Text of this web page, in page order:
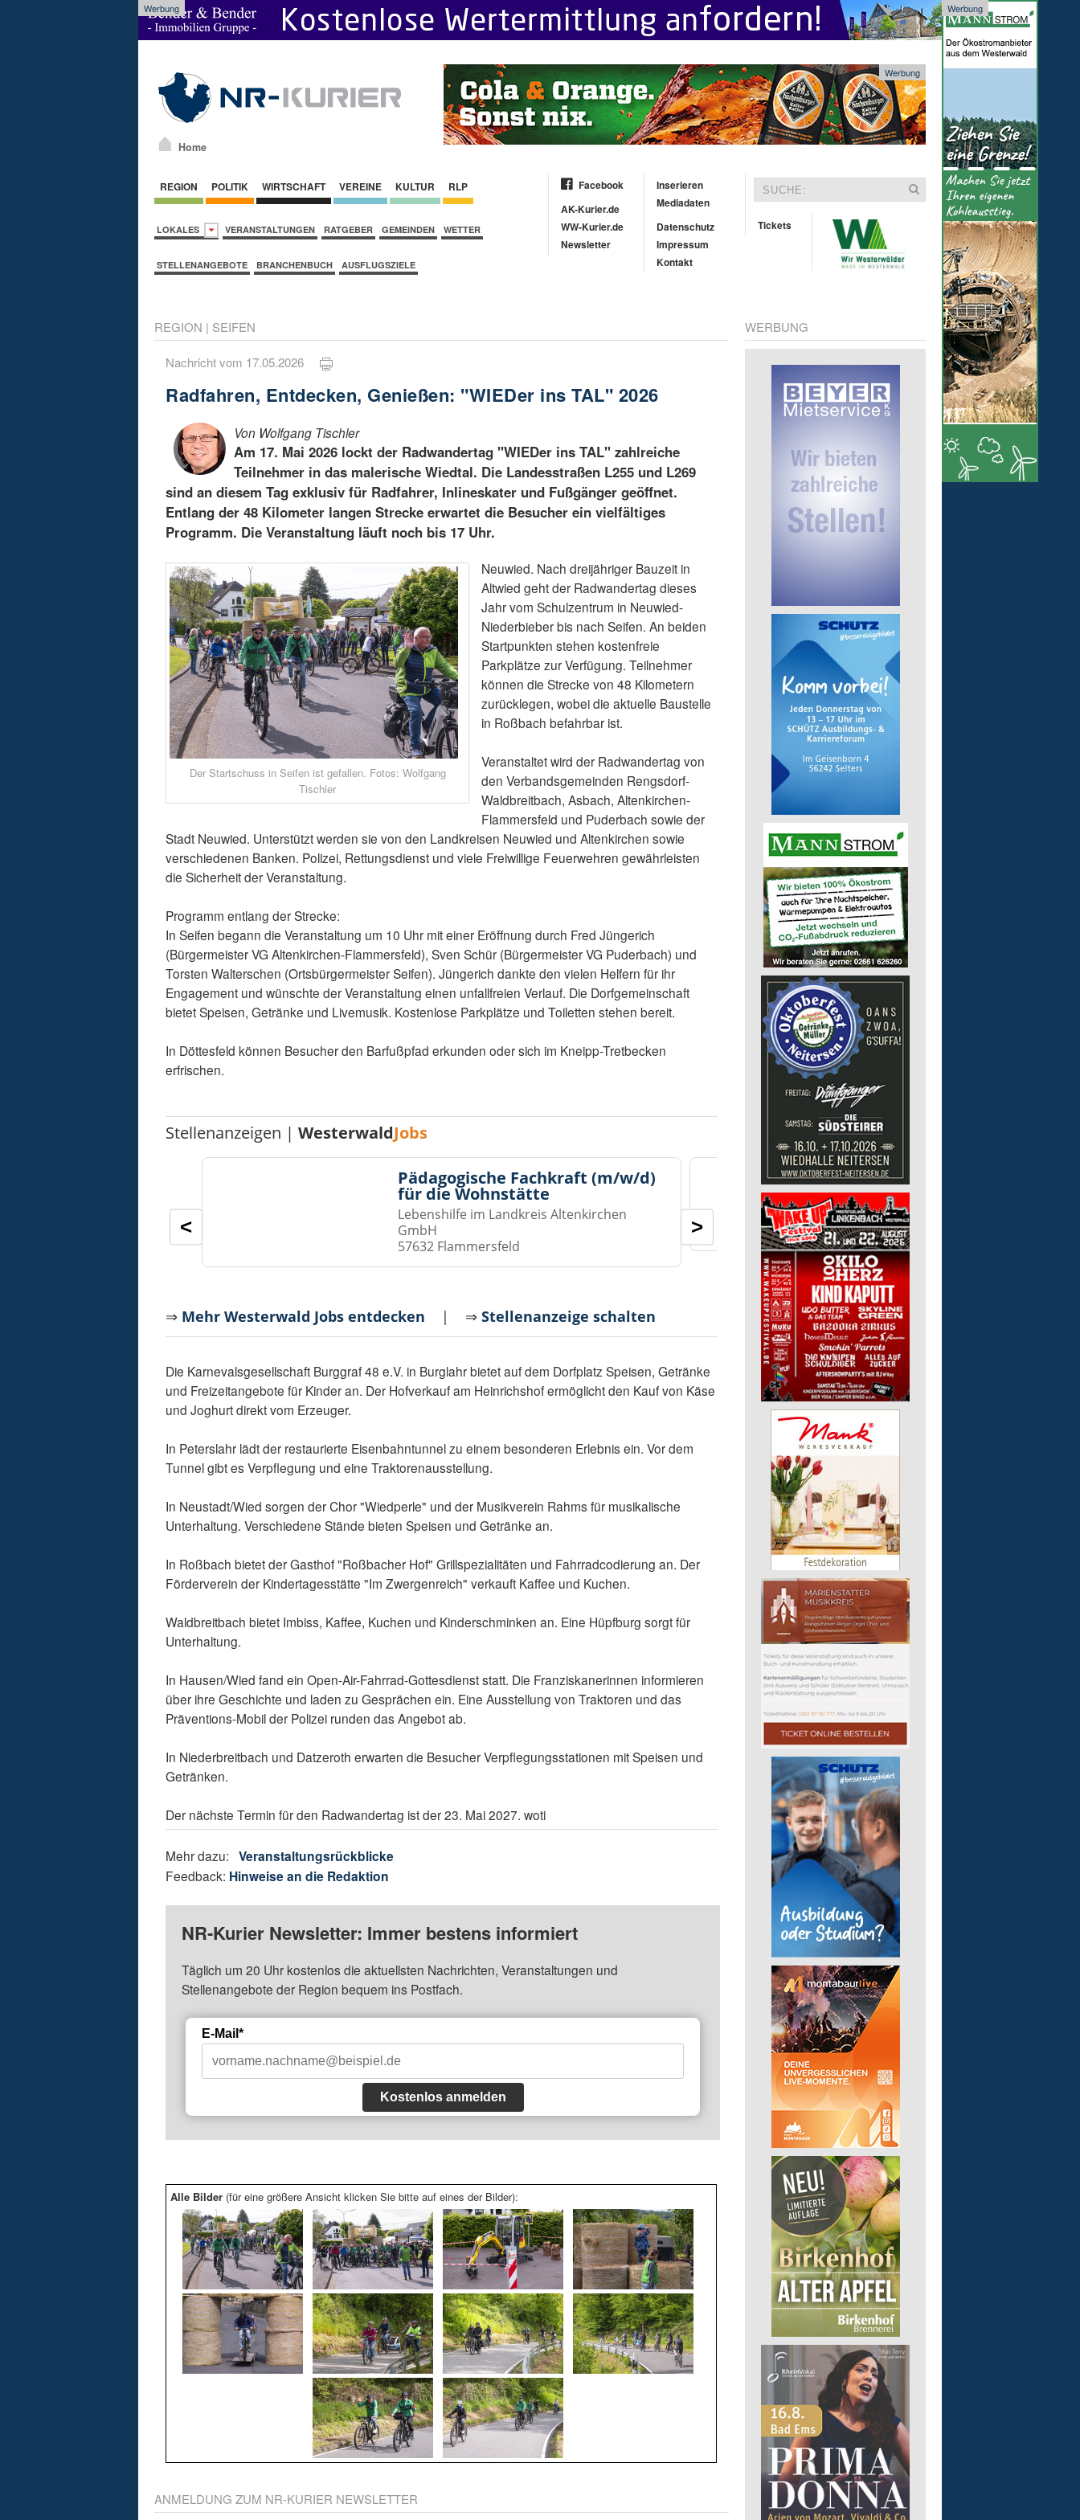
Werbung Werbung
Home
Werbung
REGION POLITIK WIRTSCHAFT VEREINE KULTUR RLP
LOKALES VERANSTALTUNGEN RATGEBER GEMEINDEN WETTER
STELLENANGEBOTE BRANCHENBUCH AUSFLUGSZIELE
Facebook
AK-Kurier.de
WW-Kurier.de
Newsletter
Inserieren
Mediadaten
Datenschutz
Impressum
Kontakt
Tickets
REGION | SEIFEN
Nachricht vom 17.05.2026
Radfahren, Entdecken, Genießen: "WIEDer ins TAL" 2026
Von Wolfgang Tischler
Am 17. Mai 2026 lockt der Radwandertag "WIEDer ins TAL" zahlreiche
Teilnehmer in das malerische Wiedtal. Die Landesstraßen L255 und L269
sind an diesem Tag exklusiv für Radfahrer, Inlineskater und Fußgänger geöffnet.
Entlang der 48 Kilometer langen Strecke erwartet die Besucher ein vielfältiges
Programm. Die Veranstaltung läuft noch bis 17 Uhr.
Der Startschuss in Seifen ist gefallen. Fotos: Wolfgang
Tischler
Neuwied. Nach dreijähriger Bauzeit in
Altwied geht der Radwandertag dieses
Jahr vom Schulzentrum in Neuwied-
Niederbieber bis nach Seifen. An beiden
Startpunkten stehen kostenfreie
Parkplätze zur Verfügung. Teilnehmer
können die Strecke von 48 Kilometern
zurücklegen, wobei die aktuelle Baustelle
in Roßbach befahrbar ist.
Veranstaltet wird der Radwandertag von
den Verbandsgemeinden Rengsdorf-
Waldbreitbach, Asbach, Altenkirchen-
Flammersfeld und Puderbach sowie der
Stadt Neuwied. Unterstützt werden sie von den Landkreisen Neuwied und Altenkirchen sowie
verschiedenen Banken. Polizei, Rettungsdienst und viele Freiwillige Feuerwehren gewährleisten
die Sicherheit der Veranstaltung.
Programm entlang der Strecke:
In Seifen begann die Veranstaltung um 10 Uhr mit einer Eröffnung durch Fred Jüngerich
(Bürgermeister VG Altenkirchen-Flammersfeld), Sven Schür (Bürgermeister VG Puderbach) und
Torsten Walterschen (Ortsbürgermeister Seifen). Jüngerich dankte den vielen Helfern für ihr
Engagement und wünschte der Veranstaltung einen unfallfreien Verlauf. Die Dorfgemeinschaft
bietet Speisen, Getränke und Livemusik. Kostenlose Parkplätze und Toiletten stehen bereit.
In Döttesfeld können Besucher den Barfußpfad erkunden oder sich im Kneipp-Tretbecken
erfrischen.
Stellenanzeigen |WesterwaldJobs
Pädagogische Fachkraft (m/w/d)
für die Wohnstätte
Lebenshilfe im Landkreis Altenkirchen
GmbH
57632 Flammersfeld
Kita - Assistenz (m/w/d)
Lebenshilfe im Landkreis
GmbH
57555 Mudersbach
< >
⇒ Mehr Westerwald Jobs entdecken | ⇒Stellenanzeige schalten
Die Karnevalsgesellschaft Burggraf 48 e.V. in Burglahr bietet auf dem Dorfplatz Speisen, Getränke
und Freizeitangebote für Kinder an. Der Hofverkauf am Heinrichshof ermöglicht den Kauf von Käse
und Joghurt direkt vom Erzeuger.
In Peterslahr lädt der restaurierte Eisenbahntunnel zu einem besonderen Erlebnis ein. Vor dem
Tunnel gibt es Verpflegung und eine Traktorenausstellung.
In Neustadt/Wied sorgen der Chor "Wiedperle" und der Musikverein Rahms für musikalische
Unterhaltung. Verschiedene Stände bieten Speisen und Getränke an.
In Roßbach bietet der Gasthof "Roßbacher Hof" Grillspezialitäten und Fahrradcodierung an. Der
Förderverein der Kindertagesstätte "Im Zwergenreich" verkauft Kaffee und Kuchen.
Waldbreitbach bietet Imbiss, Kaffee, Kuchen und Kinderschminken an. Eine Hüpfburg sorgt für
Unterhaltung.
In Hausen/Wied fand ein Open-Air-Fahrrad-Gottesdienst statt. Die Franziskanerinnen informieren
über ihre Geschichte und laden zu Gesprächen ein. Eine Ausstellung von Traktoren und das
Präventions-Mobil der Polizei runden das Angebot ab.
In Niederbreitbach und Datzeroth erwarten die Besucher Verpflegungsstationen mit Speisen und
Getränken.
Der nächste Termin für den Radwandertag ist der 23. Mai 2027. woti
Mehr dazu:Veranstaltungsrückblicke
Feedback: Hinweise an die Redaktion
NR-Kurier Newsletter: Immer bestens informiert
Täglich um 20 Uhr kostenlos die aktuellsten Nachrichten, Veranstaltungen und
Stellenangebote der Region bequem ins Postfach.
E-Mail*
Kostenlos anmelden
Alle Bilder (für eine größere Ansicht klicken Sie bitte auf eines der Bilder):
ANMELDUNG ZUM NR-KURIER NEWSLETTER
WERBUNG